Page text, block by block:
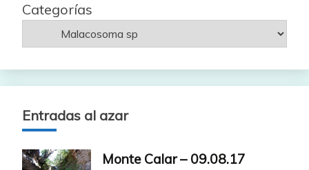
Categorías
Entradas al azar
Monte Calar – 09.08.17